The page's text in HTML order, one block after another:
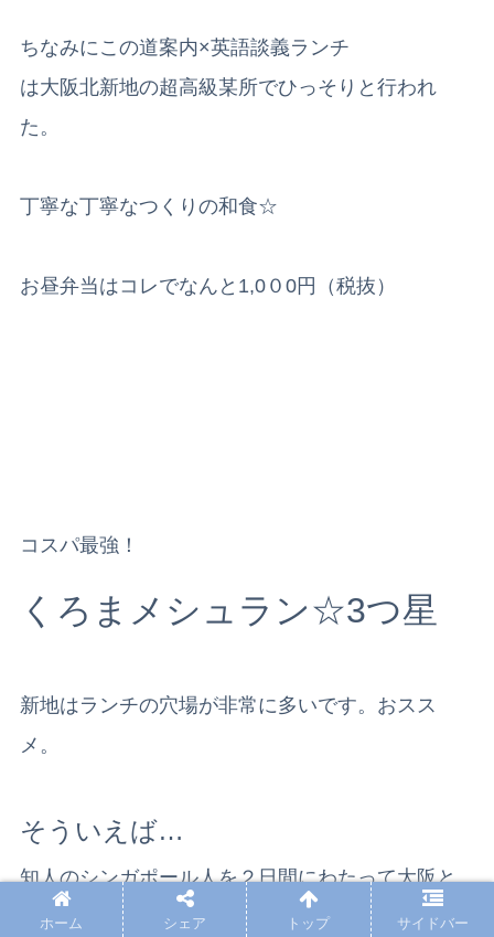
ちなみにこの道案内×英語談義ランチ
は大阪北新地の超高級某所でひっそりと行われ
た。
丁寧な丁寧なつくりの和食☆
お昼弁当はコレでなんと1,0０0円（税抜）
コスパ最強！
くろまメシュラン☆3つ星
新地はランチの穴場が非常に多いです。おスス
メ。
そういえば…
知人のシンガポール人を２日間にわたって大阪と
京都を案内したのは一昨年の秋だった。
ホーム シェア トップ サイドバー